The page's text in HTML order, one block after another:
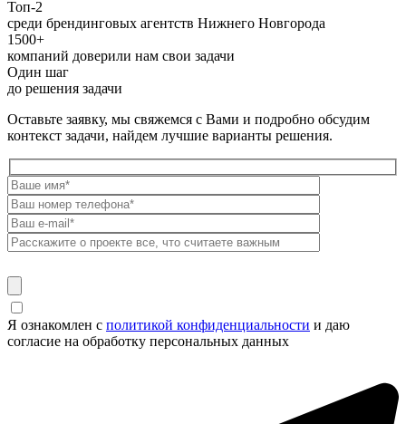
Топ-2
среди брендинговых агентств Нижнего Новгорода
1500+
компаний доверили нам свои задачи
Один шаг
до решения задачи
Оставьте заявку, мы свяжемся с Вами и подробно обсудим
контекст задачи, найдем лучшие варианты решения.
Я ознакомлен с политикой конфиденциальности и даю
согласие на обработку персональных данных